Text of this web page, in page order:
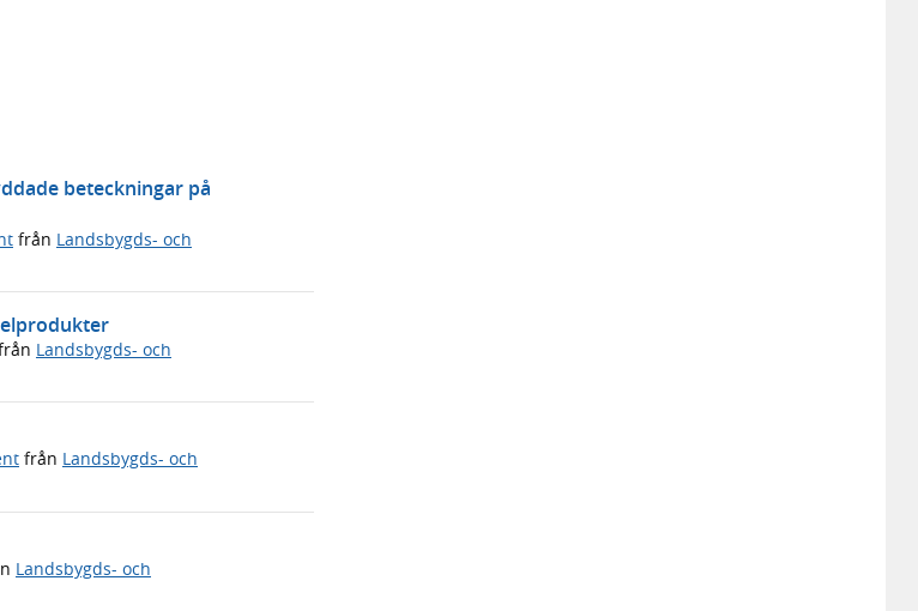
beteckningar på
från Landsbygds- och
Landsbygds- och
från Landsbygds- och
Landsbygds- och